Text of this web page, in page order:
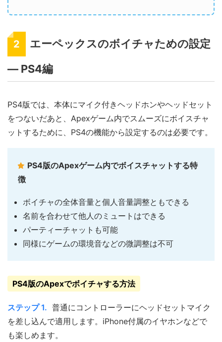
2
エーペックスのボイチャための設定
― PS4編
PS4版では、本体にマイク付きヘッドホンやヘッドセット
をつないだあと、Apexゲーム内でスムーズにボイスチャ
ットするために、PS4の機能から設定するのは必要です。
PS4版のApexゲーム内でボイスチャットする特
徴
ボイチャの全体音量と個人音量調整ともできる
名前を合わせて他人のミュートはできる
パーティーチャットも可能
同様にゲームの環境音などの微調整は不可
PS4版のApexでボイチャする方法
ステップ 1. 普通にコントローラーにヘッドセットマイク
を差し込んで適用します。iPhone付属のイヤホンなどで
も楽しめます。